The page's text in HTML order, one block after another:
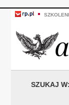
SZUKAJ W: